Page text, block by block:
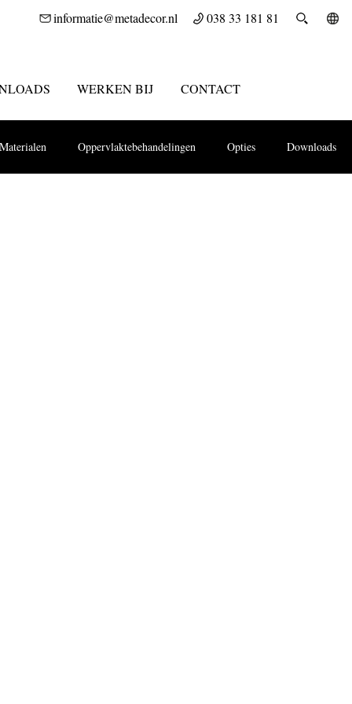
informatie@metadecor.nl 038 33 181 81
WERKEN BIJ CONTACT
Materialen Oppervlaktebehandelingen Opties Downloads